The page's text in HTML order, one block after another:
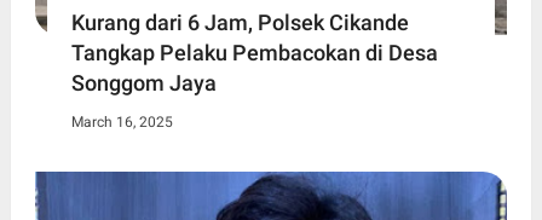
Kurang dari 6 Jam, Polsek Cikande
Tangkap Pelaku Pembacokan di Desa
Songgom Jaya
March 16, 2025